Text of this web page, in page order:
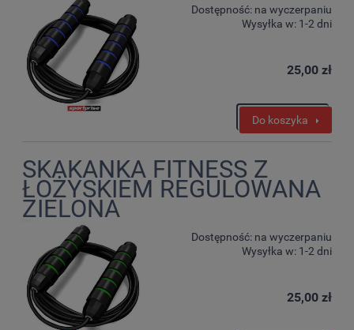
Dostępność: na wyczerpaniu
Wysyłka w: 1-2 dni
25,00 zł
Do koszyka
SKAKANKA FITNESS Z
ŁOŻYSKIEM REGULOWANA
ZIELONA
Dostępność: na wyczerpaniu
Wysyłka w: 1-2 dni
25,00 zł